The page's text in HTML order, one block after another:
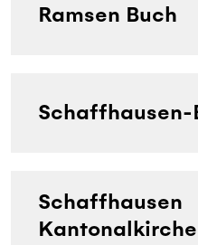
Ramsen Buch
Schaffhausen
Kantonalkirche